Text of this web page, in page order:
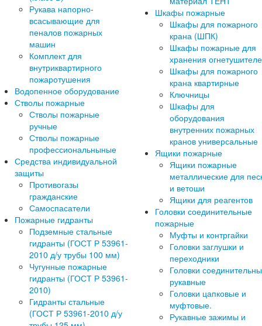
Рукава напорно-
всасывающие для
пеналов пожарных
машин
Комплект для
внутриквартирного
пожаротушения
Водопенное оборудование
Стволы пожарные
Стволы пожарные
ручные
Стволы пожарные
профессиональныные
Средства индивидуальной
защиты
Противогазы
гражданские
Самоспасатели
Пожарные гидранты
Подземные стальные
гидранты (ГОСТ Р 53961-
2010 д/у трубы 100 мм)
Чугунные пожарные
гидранты (ГОСТ Р 53961-
2010)
Гидранты стальные
(ГОСТ Р 53961-2010 д/у
Шкафы пожарные
Шкафы для пожарного
крана (ШПК)
Шкафы пожарные для
хранения
Шкафы для пожарного
крана квартирные
Ключницы
Шкафы для
оборудования
внутренних пожарных
кранов универсальные
Ящики пожарные
Ящики пожарные
металлические для
и ветоши
Ящики для реагентов
Головки соединительные
пожарные
Муфты и контргайки
Головки заглушки и
переходники
Головки
рукавные
Головки цапковые и
муфтовые.
Рукавные зажимы и